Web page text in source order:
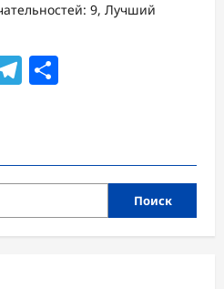
9, Лучший
Telegram
Поиск